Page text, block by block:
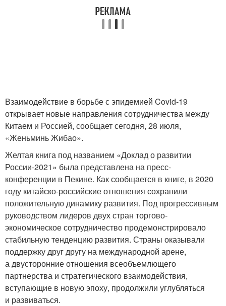
Взаимодействие в борьбе с эпидемией Covid-19
открывает новые направления сотрудничества между
Китаем и Россией, сообщает сегодня, 28 июля,
«Женьминь Жибао».
Желтая книга под названием «Доклад о развитии
России-2021» была представлена на пресс-
конференции в Пекине. Как сообщается в книге, в 2020
году китайско-российские отношения сохранили
положительную динамику развития. Под прогрессивным
руководством лидеров двух стран торгово-
экономическое сотрудничество продемонстрировало
стабильную тенденцию развития. Страны оказывали
поддержку друг другу на международной арене,
а двусторонние отношения всеобъемлющего
партнерства и стратегического взаимодействия,
вступающие в новую эпоху, продолжили углубляться
и развиваться.